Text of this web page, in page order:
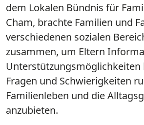
dem Lokalen Bündnis für
Cham, brachte Familien und
verschiedenen sozialen
zusammen, um Eltern
Unterstützungsmöglichkeiten
Fragen und Schwierigkeiten
Familienleben und die
anzubieten.